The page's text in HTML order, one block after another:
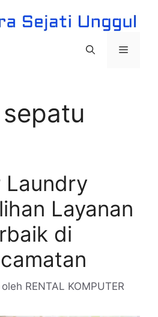
Menu
Layanan
di
oleh RENTAL KOMPUTER